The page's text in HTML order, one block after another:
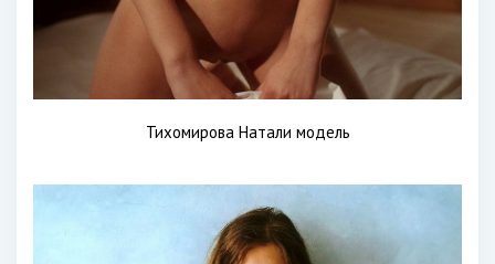
Тихомирова Натали модель